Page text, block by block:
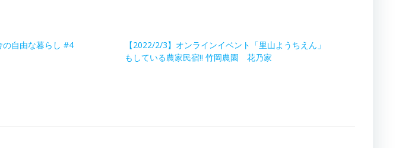
の自由な暮らし #4
【2022/2/3】オンラインイベント「里山ようちえん」
もしている農家民宿!! 竹岡農園 花乃家